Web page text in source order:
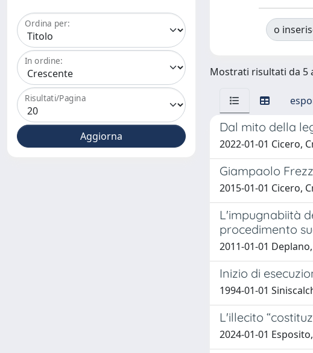
Ordina per:
In ordine:
Risultati/Pagina
o
Mostrati risultati da 5
Dal mito della
2022-01-01 Cicero,
Giampaolo
2015-01-01 Cicero,
L'impugnabiità
procedimento
2011-01-01
Inizio di
1994-01-01
L'illecito
2024-01-01